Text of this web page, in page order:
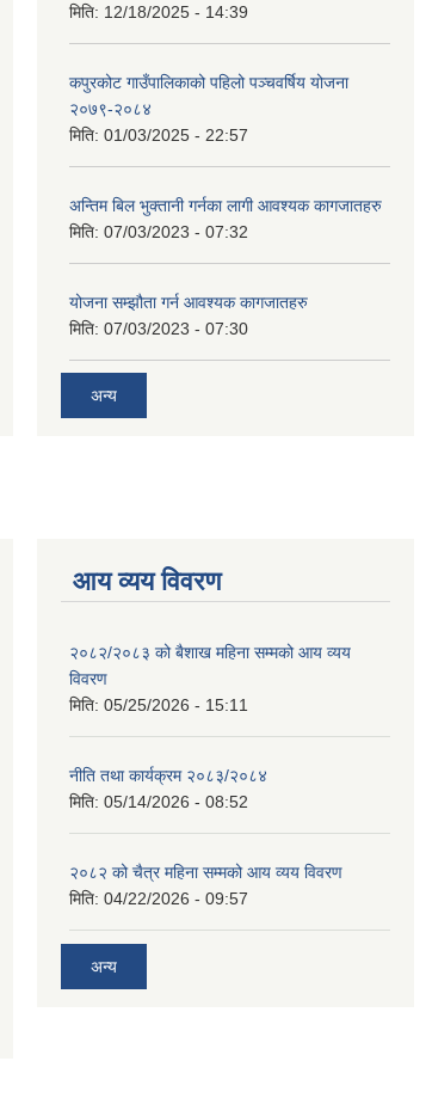
मिति: 12/18/2025 - 14:39
कपुरकोट गाउँपालिकाको पहिलो पञ्चवर्षिय योजना
२०७९-२०८४
मिति: 01/03/2025 - 22:57
अन्तिम बिल भुक्तानी गर्नका लागी आवश्यक कागजातहरु
मिति: 07/03/2023 - 07:32
योजना सम्झौता गर्न आवश्यक कागजातहरु
मिति: 07/03/2023 - 07:30
अन्य
आय व्यय विवरण
२०८२/२०८३ को बैशाख महिना सम्मको आय व्यय
विवरण
मिति: 05/25/2026 - 15:11
नीति तथा कार्यक्रम २०८३/२०८४
मिति: 05/14/2026 - 08:52
२०८२ को चैत्र महिना सम्मको आय व्यय विवरण
मिति: 04/22/2026 - 09:57
अन्य